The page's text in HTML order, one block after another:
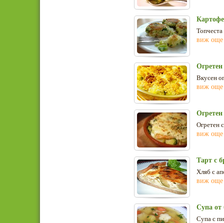
Топчеста
виж още
Огретен
Вкусен
виж още
Огретен
виж още
Тарт с
Хляб с
виж още
Супа от
Супа с